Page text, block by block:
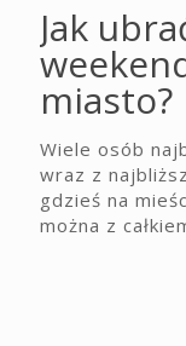
Jak
miasto?
Wiele osób
wraz z
gdzieś na
można z